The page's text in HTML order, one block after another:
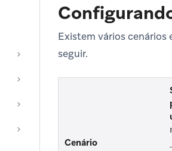
Existem vários cenários
seguir.
Cenário